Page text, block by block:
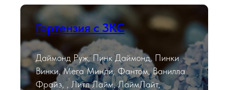
Гортензия с ЗКС
Даймонд Руж, Пинк Даймонд, Пинки
Винки, Мега Минди, Фантом, Ванилла
Фрайз, , Литл Лайм, ЛаймЛайт,